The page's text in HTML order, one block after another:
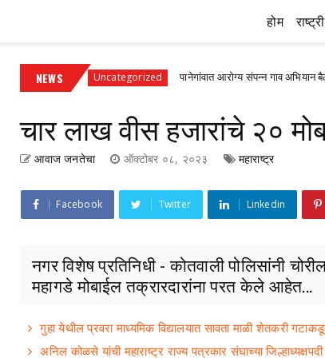
होम
NEWS
Uncategorized पानेगांवात आरोग्य संपन्न गाव अभियान बैठक संपन्न
चार लाख वीस हजारांचे २०
आवाज जनतेचा ऑक्टोबर ०८, २०२३ महाराष्ट्र
Facebook Twitter Linkedin
नगर विशेष प्रतिनिधी - कोतवाली पोलिसांनी
महागडे मोबाईल तक्रारदारांना परत केले आहेत...
गुहा येथील प्रवरा माध्यमिक विद्यालयात सावता माळी शेतकरी
अनिल कोळसे यांची महाराष्ट्र राज्य पत्रकार संघाच्या